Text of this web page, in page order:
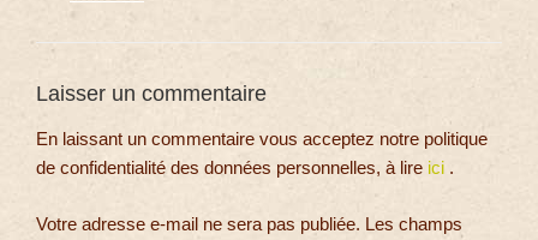
Laisser un commentaire
En laissant un commentaire vous acceptez notre politique
de confidentialité des données personnelles, à lire ici .
Votre adresse e-mail ne sera pas publiée. Les champs